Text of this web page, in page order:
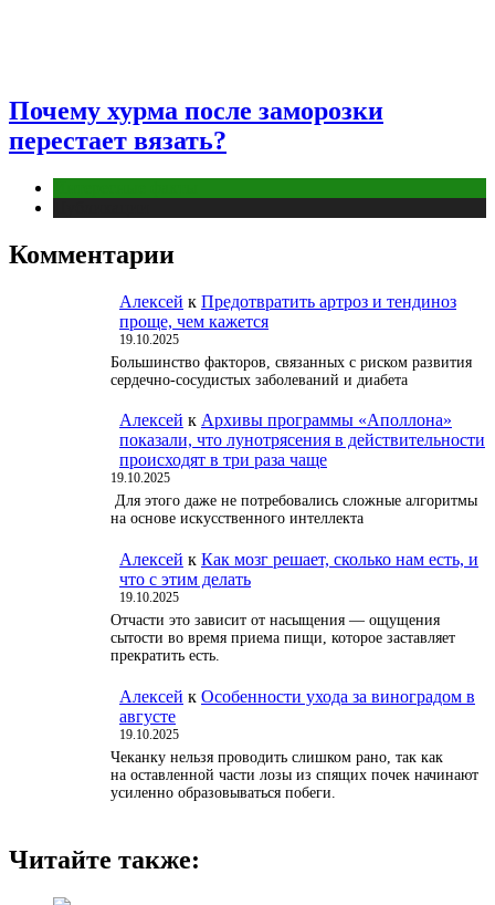
Почему хурма после заморозки
перестает вязать?
Комментарии
Алексей к Предотвратить артроз и тендиноз
проще, чем кажется
19.10.2025
Большинство факторов, связанных с риском развития
сердечно-сосудистых заболеваний и диабета
Алексей к Архивы программы «Аполлона»
показали, что лунотрясения в действительности
происходят в три раза чаще
19.10.2025
Для этого даже не потребовались сложные алгоритмы
на основе искусственного интеллекта
Алексей к Как мозг решает, сколько нам есть, и
что с этим делать
19.10.2025
Отчасти это зависит от насыщения — ощущения
сытости во время приема пищи, которое заставляет
прекратить есть.
Алексей к Особенности ухода за виноградом в
августе
19.10.2025
Чеканку нельзя проводить слишком рано, так как
на оставленной части лозы из спящих почек начинают
усиленно образовываться побеги.
Читайте также: